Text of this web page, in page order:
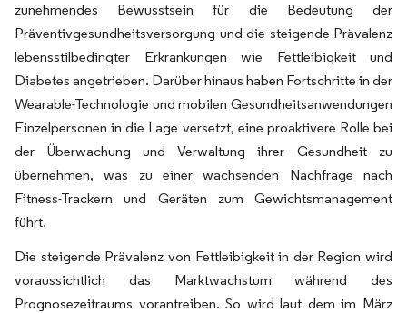
zunehmendes Bewusstsein für die Bedeutung der
Präventivgesundheitsversorgung und die steigende Prävalenz
lebensstilbedingter Erkrankungen wie Fettleibigkeit und
Diabetes angetrieben. Darüber hinaus haben Fortschritte in der
Wearable-Technologie und mobilen Gesundheitsanwendungen
Einzelpersonen in die Lage versetzt, eine proaktivere Rolle bei
der Überwachung und Verwaltung ihrer Gesundheit zu
übernehmen, was zu einer wachsenden Nachfrage nach
Fitness-Trackern und Geräten zum Gewichtsmanagement
führt.
Die steigende Prävalenz von Fettleibigkeit in der Region wird
voraussichtlich das Marktwachstum während des
Prognosezeitraums vorantreiben. So wird laut dem im März